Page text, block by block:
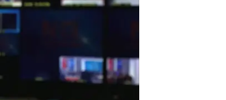
לכתבה